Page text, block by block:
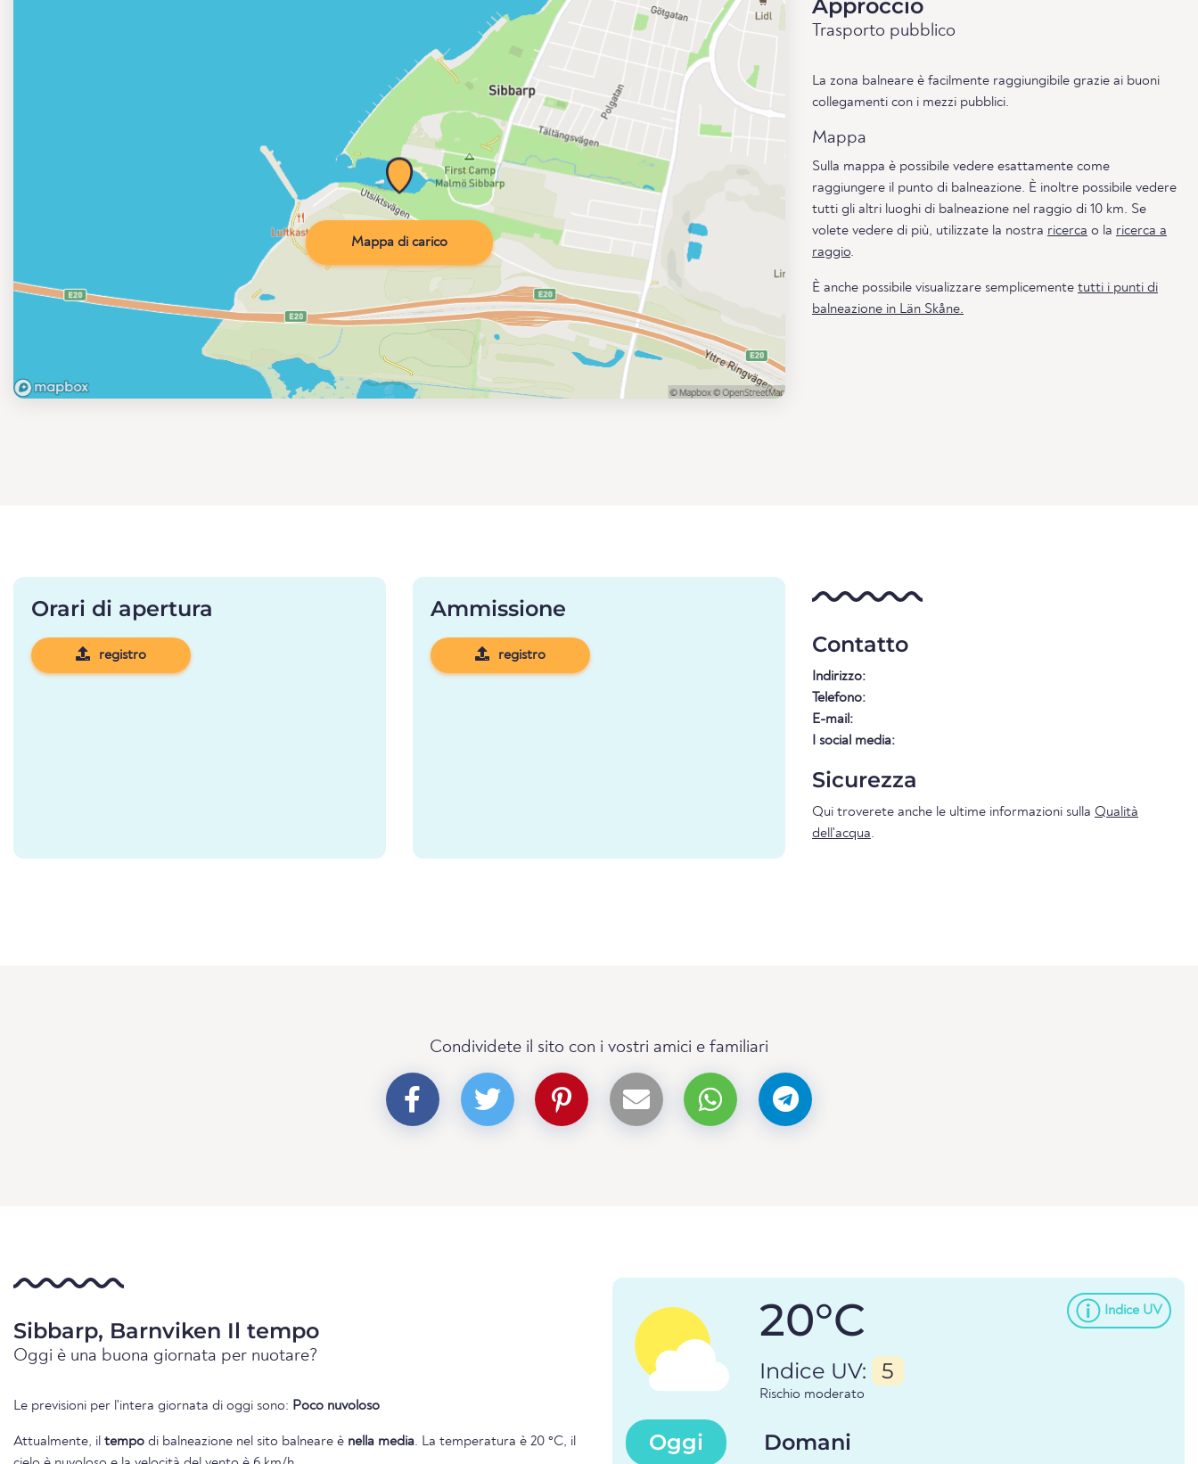
Mappa di carico
Approccio
Trasporto pubblico
La zona balneare è facilmente raggiungibile grazie ai buoni
collegamenti con i mezzi pubblici.
Mappa
Sulla mappa è possibile vedere esattamente come
raggiungere il punto di balneazione. È inoltre possibile vedere
tutti gli altri luoghi di balneazione nel raggio di 10 km. Se
volete vedere di più, utilizzate la nostra ricerca o la ricerca a
raggio.
È anche possibile visualizzare semplicemente tutti i punti di
balneazione in Län Skåne.
Orari di apertura
registro
Ammissione
registro Contatto
Indirizzo:
Telefono:
E-mail:
I social media:
Sicurezza
Qui troverete anche le ultime informazioni sulla Qualità
dell'acqua.
Condividete il sito con i vostri amici e familiari
Sibbarp, Barnviken Il tempo
Oggi è una buona giornata per nuotare?
Le previsioni per l'intera giornata di oggi sono: Poco nuvoloso
Attualmente, il tempo di balneazione nel sito balneare è nella media. La temperatura è 20 °C, il
Indice UV
20°C
Indice UV: 5
Rischio moderato
Oggi Domani